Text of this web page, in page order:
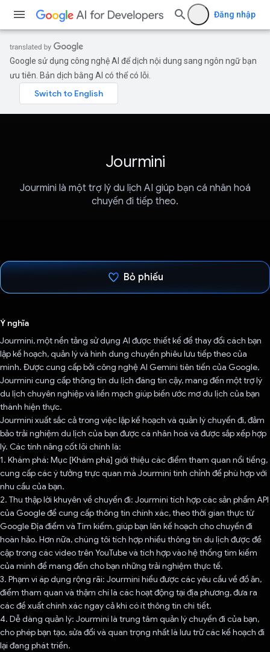
Đăng nhập
Google sử dụng công nghệ AI để dịch nội dung sang ngôn ngữ bạn
ưu tiên. Bản dịch bằng AI có thể có lỗi.
Jourmini
Jourmini là một trợ lý du lịch AI giúp bạn cá nhân hoá
chuyến đi tiếp theo.
Bỏ phiếu
Ý nghĩa
Jourmini, một nền tảng sử dụng AI được thiết kế để thay đổi cách bạn
lập kế hoạch, quản lý và hình dung chuyến phiêu lưu tiếp theo của
mình. Được cung cấp bởi công nghệ AI Gemini tiên tiến của Google,
Jourmini cung cấp thông tin du lịch đáng tin cậy, mang đến một trợ lý
du lịch chuyên nghiệp và liền mạch giúp biến ước mơ du lịch của bạn
thành hiện thực.
Jourmini xuất sắc cả trong việc lập kế hoạch và quản lý chuyến đi, đảm
bảo trải nghiệm du lịch của bạn được cá nhân hoá và được sắp xếp hợp
lý. Các tính năng cốt lõi chính là:
1. Khám phá: Mục [Khám phá] giới thiệu các điểm tham quan nổi tiếng,
cung cấp các ý tưởng trực quan mà Jourmini tinh chỉnh để phù hợp với
nhu cầu của bạn.
2. Thu thập lời khuyên về chuyến đi: Jourmini tích hợp các sản phẩm API
của Google để cung cấp thông tin chính xác, theo thời gian thực từ
Google Địa điểm và Tìm kiếm, giúp bạn lên kế hoạch cho chuyến đi
hoàn hảo. Hơn nữa, chúng tôi tích hợp nhiều thông tin du lịch được đề
cập trong các video trên YouTube và tích hợp vào hệ thống tìm kiếm
của mình để mang đến cho bạn những trải nghiệm thực tế.
3. Phạm vi áp dụng rộng rãi: Jourmini hiểu được các yêu cầu về đồ ăn,
điểm tham quan và thậm chí là các hoạt động tại địa phương, đưa ra
các đề xuất chính xác ngay cả khi có ít thông tin chi tiết.
4. Dễ dàng quản lý: Jourmini là trung tâm quản lý chuyến đi của bạn,
cho phép bạn tạo, sửa đổi và quan trọng nhất là lưu trữ các kế hoạch đi
lại đang phát triển.